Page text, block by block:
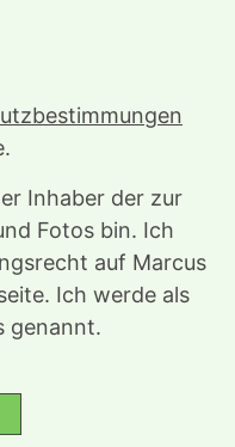
Inhaber der zur
Fotos bin. Ich
auf Marcus
Ich werde als
genannt.